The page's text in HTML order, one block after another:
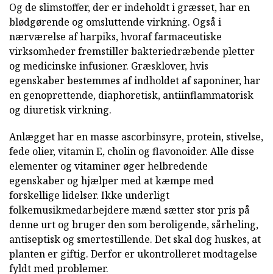
Og de slimstoffer, der er indeholdt i græsset, har en
blødgørende og omsluttende virkning. Også i
nærværelse af harpiks, hvoraf farmaceutiske
virksomheder fremstiller bakteriedræbende pletter
og medicinske infusioner. Græsklover, hvis
egenskaber bestemmes af indholdet af saponiner, har
en genoprettende, diaphoretisk, antiinflammatorisk
og diuretisk virkning.
Anlægget har en masse ascorbinsyre, protein, stivelse,
fede olier, vitamin E, cholin og flavonoider. Alle disse
elementer og vitaminer øger helbredende
egenskaber og hjælper med at kæmpe med
forskellige lidelser. Ikke underligt
folkemusikmedarbejdere mænd sætter stor pris på
denne urt og bruger den som beroligende, sårheling,
antiseptisk og smertestillende. Det skal dog huskes, at
planten er giftig. Derfor er ukontrolleret modtagelse
fyldt med problemer.